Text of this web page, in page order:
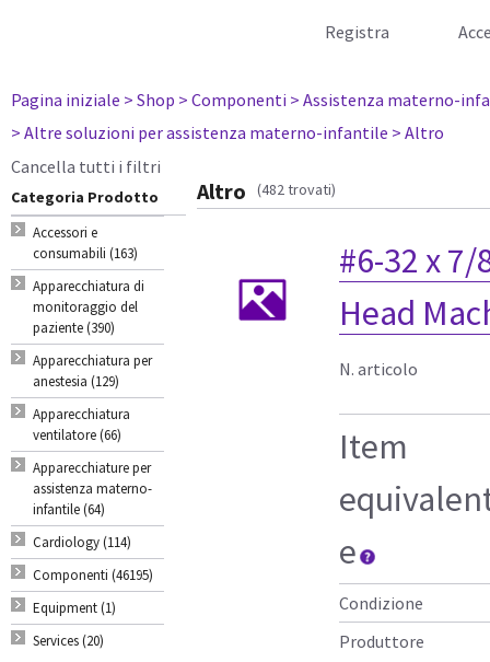
Registra
Pagina iniziale > Shop > Componenti > Assistenza materno-
> Altre soluzioni per assistenza materno-infantile > Altro
Cancella tutti i filtri
Categoria Prodotto
Accessori e
consumabili (163)
Apparecchiatura di
monitoraggio del
paziente (390)
Apparecchiatura per
anestesia (129)
Apparecchiatura
ventilatore (66)
Apparecchiature per
assistenza materno-
infantile (64)
Cardiology (114)
Componenti (46195)
Equipment (1)
Services (20)
Altro (482 trovati)
#6-32 x
Head
N. articolo
Item
e
Condizione
Produttore